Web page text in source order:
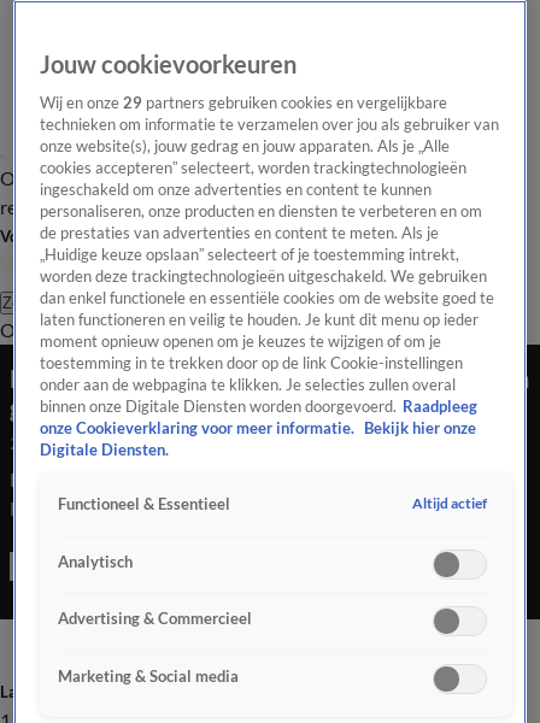
Overzicht Laatste nieuws Regionieuws Het beste van Hart
Tip de
redactie
Volg Hart van Nederland
Zoeken
OverzichtRegioUitzendingenWeerTip de redactiePanelVideo's
Bevers houden Nijmeegse wijk Lindenholt in zijn
greep, actie dringend nodig
29 mei 2026, 22:31
Een groep van rond de 40 bevers zorgt voor problemen in de
Nijmeegse wijk Lindenholt. Ze graven en knagen erop los,
Laatste nieuws
Jouw cookievoorkeuren
Wij en onze29 partners gebruiken cookies en vergelijkbare
technieken om informatie te verzamelen over jou als gebruiker van
onze website(s), jouw gedrag en jouw apparaten. Als je „Alle
cookies accepteren” selecteert, worden trackingtechnologieën
ingeschakeld om onze advertenties en content te kunnen
personaliseren, onze producten en diensten te verbeteren en om
de prestaties van advertenties en content te meten. Als je
„Huidige keuze opslaan” selecteert of je toestemming intrekt,
worden deze trackingtechnologieën uitgeschakeld. We gebruiken
dan enkel functionele en essentiële cookies om de website goed te
laten functioneren en veilig te houden. Je kunt dit menu op ieder
moment opnieuw openen om je keuzes te wijzigen of om je
toestemming in te trekken door op de link Cookie-instellingen
onder aan de webpagina te klikken. Je selecties zullen overal
binnen onze Digitale Diensten worden doorgevoerd. Raadpleeg
onze Cookieverklaring voor meer informatie.
Bekijk hier onze
Digitale Diensten.
Functioneel & Essentieel Altijd actief
Analytisch
Advertising & Commercieel
Marketing & Social media